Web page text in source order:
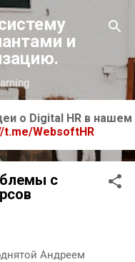
и
о Digital HR в нашем
t.me/WebsoftHR
с
Андреем